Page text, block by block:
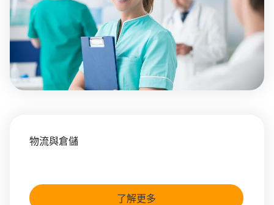
物流與倉儲
了解更多